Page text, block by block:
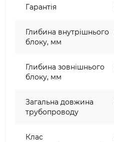
Гарантія
Глибина внутрішнього
блоку, мм
Глибина зовнішнього
блоку, мм
Загальна довжина
трубопроводу
Клас